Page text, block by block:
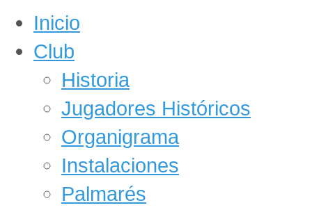
Inicio
Club
Historia
Jugadores Históricos
Organigrama
Instalaciones
Palmarés